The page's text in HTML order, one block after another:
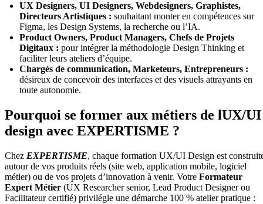
UX Designers, UI Designers, Webdesigners, Graphistes,
Directeurs Artistiques : souhaitant monter en compétences sur
Figma, les Design Systems, la recherche ou l’IA.
Product Owners, Product Managers, Chefs de Projets
Digitaux : pour intégrer la méthodologie Design Thinking et
faciliter leurs ateliers d’équipe.
Chargés de communication, Marketeurs, Entrepreneurs :
désireux de concevoir des interfaces et des visuels attrayants en
toute autonomie.
Pourquoi se former aux métiers de lUX/UI
design avec EXPERTISME ?
Chez EXPERTISME, chaque formation UX/UI Design est
autour de vos produits réels (site web, application mobile, logiciel
métier) ou de vos projets d’innovation à venir. Votre Formateur
Expert Métier (UX Researcher senior, Lead Product Designer ou
Facilitateur certifié) privilégie une démarche 100 % atelier pratique :